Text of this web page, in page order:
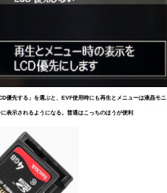
優先する」を選ぶと、EVF使用時にも再生とメニューは液晶モニ
に表示されるようになる。普通はこっちのほうが便利